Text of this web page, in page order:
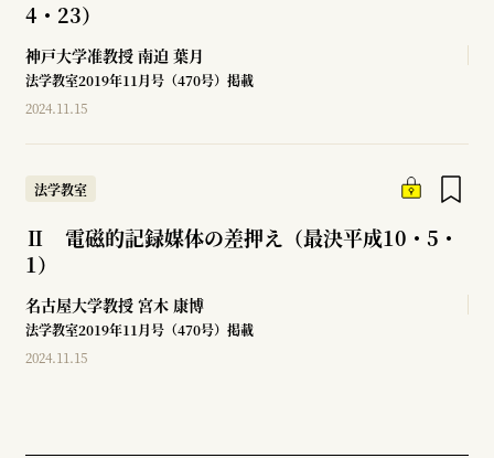
4・23）
神戸大学准教授 南迫 葉月
法学教室2019年11月号（470号）掲載
2024.11.15
法学教室
Ⅱ 電磁的記録媒体の差押え（最決平成10・5・
1）
名古屋大学教授 宮木 康博
法学教室2019年11月号（470号）掲載
2024.11.15